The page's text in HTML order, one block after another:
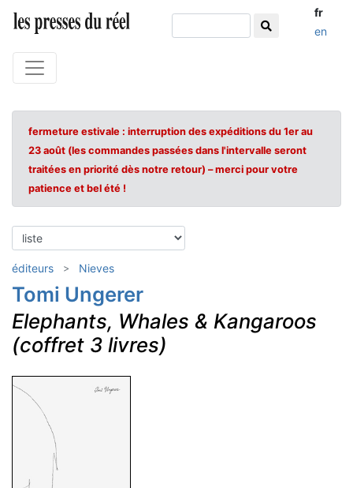
fr
en
fermeture estivale : interruption des expéditions du 1er au
23 août (les commandes passées dans l'intervalle seront
traitées en priorité dès notre retour) – merci pour votre
patience et bel été !
éditeurs Nieves
Tomi Ungerer
Elephants, Whales & Kangaroos
(coffret 3 livres)